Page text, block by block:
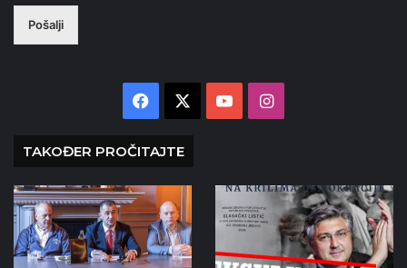
Pošalji
Facebook YouTubeInstagram
TAKOĐER PROČITAJTE